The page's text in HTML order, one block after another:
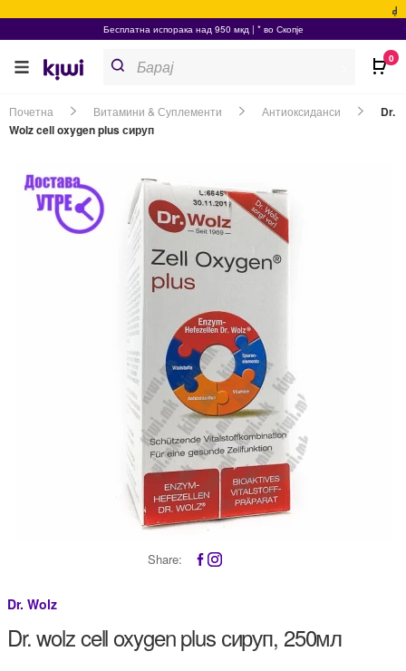
Бесплатна испорака над 950 мкд | * во Скопје
search
Почетна Витамини & Суплементи Антиоксиданси
Dr.
Wolz cell oxygen plus сируп
Share:
Dr. Wolz
Dr. wolz cell oxygen plus сируп, 250мл
0